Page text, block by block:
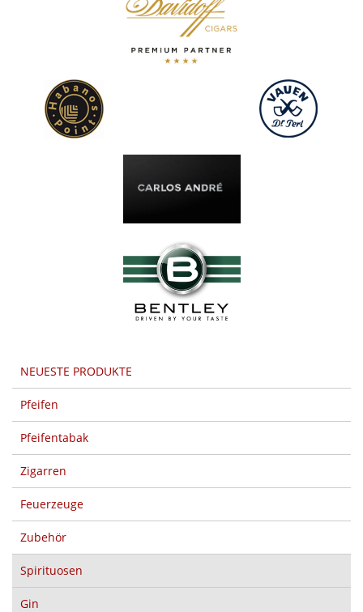
NEUESTE PRODUKTE
Pfeifen
Pfeifentabak
Zigarren
Feuerzeuge
Zubehör
Spirituosen
Gin